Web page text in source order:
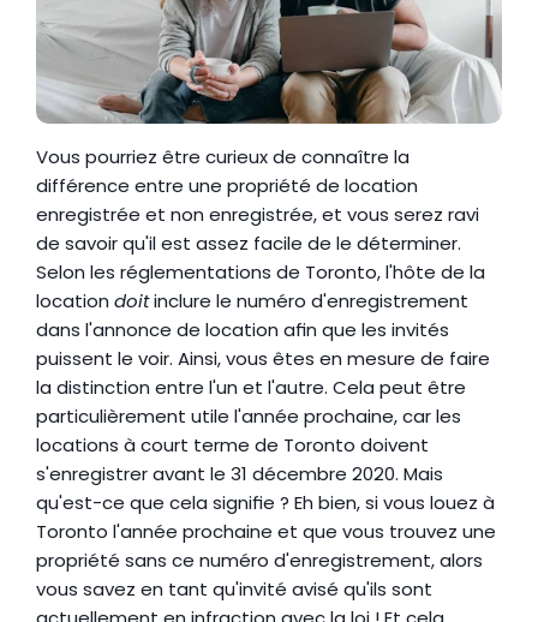
Vous pourriez être curieux de connaître la
différence entre une propriété de location
enregistrée et non enregistrée, et vous serez ravi
de savoir qu'il est assez facile de le déterminer.
Selon les réglementations de Toronto, l'hôte de la
location doit inclure le numéro d'enregistrement
dans l'annonce de location afin que les invités
puissent le voir. Ainsi, vous êtes en mesure de faire
la distinction entre l'un et l'autre. Cela peut être
particulièrement utile l'année prochaine, car les
locations à court terme de Toronto doivent
s'enregistrer avant le 31 décembre 2020. Mais
qu'est-ce que cela signifie ? Eh bien, si vous louez à
Toronto l'année prochaine et que vous trouvez une
propriété sans ce numéro d'enregistrement, alors
vous savez en tant qu'invité avisé qu'ils sont